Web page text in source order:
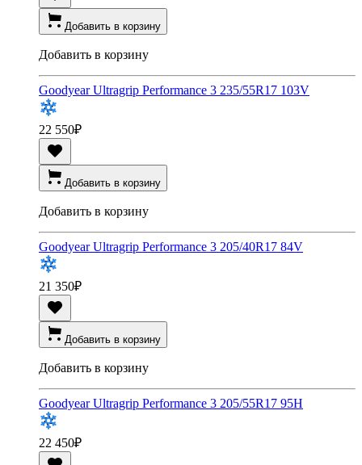
Добавить в корзину
Добавить в корзину
Goodyear Ultragrip Performance 3 235/55R17 103V
22 550₽
Добавить в корзину
Добавить в корзину
Goodyear Ultragrip Performance 3 205/40R17 84V
21 350₽
Добавить в корзину
Добавить в корзину
Goodyear Ultragrip Performance 3 205/55R17 95H
22 450₽